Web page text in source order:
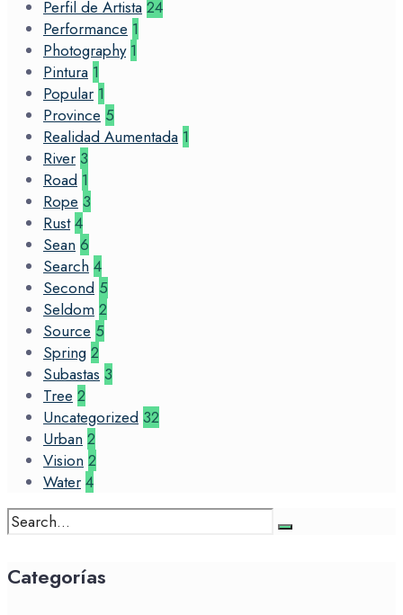
Perfil de Artista 24
Performance 1
Photography 1
Pintura 1
Popular 1
Province 5
Realidad Aumentada 1
River 3
Road 1
Rope 3
Rust 4
Sean 6
Search 4
Second 5
Seldom 2
Source 5
Spring 2
Subastas 3
Tree 2
Uncategorized 32
Urban 2
Vision 2
Water 4
Search
for:
Categorías